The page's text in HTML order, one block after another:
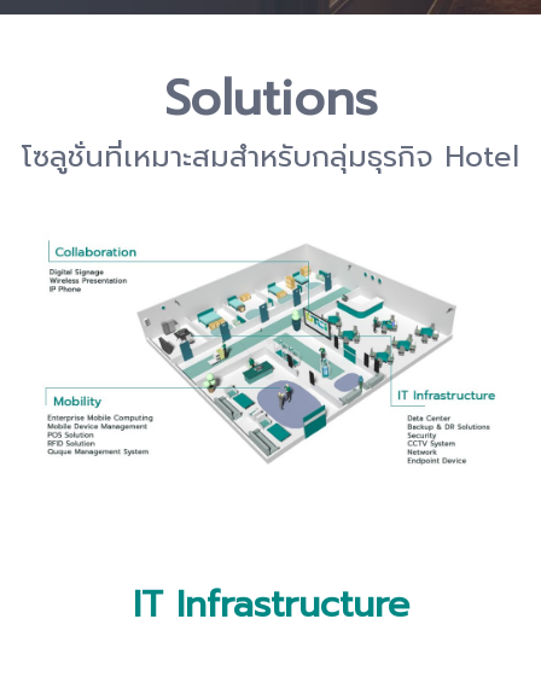
Solutions
โซลูชั่นที่เหมาะสมสำหรับกลุ่มธุรกิจ Hotel
IT Infrastructure